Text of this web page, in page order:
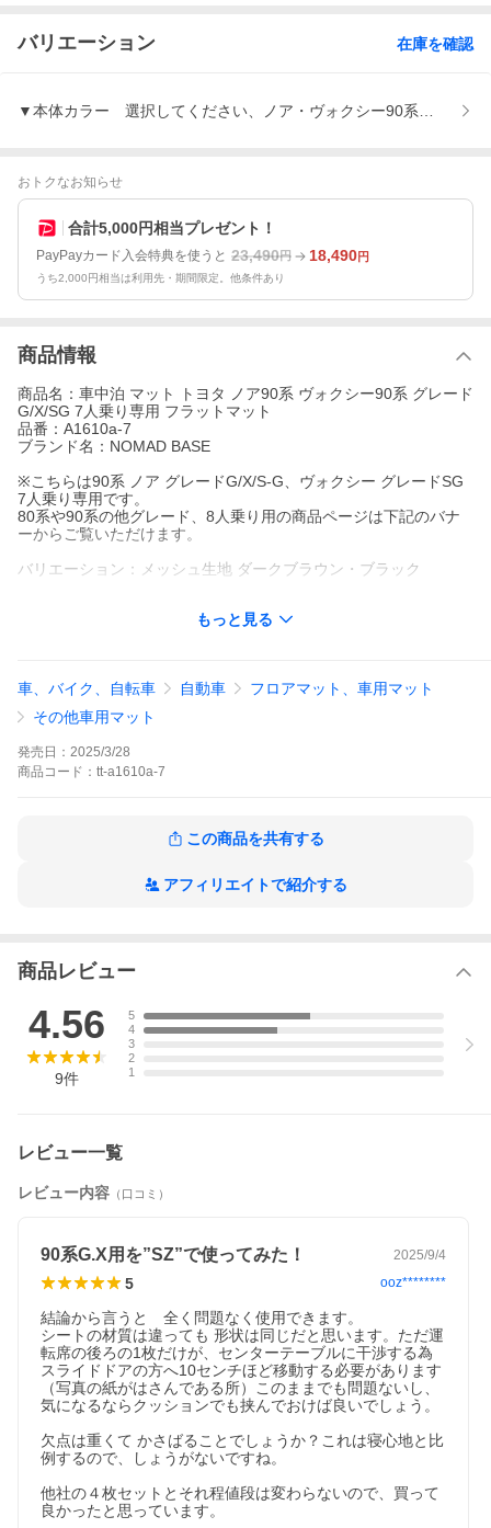
バリエーション 在庫を確認
▼本体カラー 選択してください、ノア・ヴォクシー90系【グレー
おトクなお知らせ
合計5,000円相当プレゼント！
PayPayカード入会特典を使うと 23,490円 18,490円
うち2,000円相当は利用先・期間限定。他条件あり
商品情報
商品名：車中泊 マット トヨタ ノア90系 ヴォクシー90系 グレード
G/X/SG 7人乗り専用 フラットマット
品番：A1610a-7
ブランド名：NOMAD BASE
※こちらは90系 ノア グレードG/X/S-G、ヴォクシー グレードSG
7人乗り専用です。
80系や90系の他グレード、8人乗り用の商品ページは下記のバナ
ーからご覧いただけます。
バリエーション：メッシュ生地 ダークブラウン・ブラック
※製品サイズの詳細は画像をご覧ください
張り材：ポリエステル100%
クッション材：ウレタンフォーム
生産国：日本(張り材は中国製またはベトナム製)
送料無料
※主要諸元や内装デザインに差が無いため【ヴォクシー グレード
※こちらのマットはカバーリング商品ではございません。
もっと見る
車、バイク、自転車 自動車
フロアマット、車用マット
その他車用マット
発売日： 2025/3/28
商品 コード： tt-a1610a-7
この商品を共有する
アフィリエイトで紹介する
商品レビュー
4.56
9件
5
4
3
2
1
レビュー一覧
レビュー内容 （口コミ）
90系G.X用を”SZ”で使ってみた！ 2025/9/4
5 ooz********
結論から言うと　全く問題なく使用できます。
シートの材質は違っても 形状は同じだと思います。ただ運
転席の後ろの1枚だけが、センターテーブルに干渉する為
スライドドアの方へ10センチほど移動する必要があります
（写真の紙がはさんである所）このままでも問題ないし、
気になるならクッションでも挟んでおけば良いでしょう。
欠点は重くて かさばることでしょうか？これは寝心地と比
例するので、しょうがないですね。
他社の４枚セットとそれ程値段は変わらないので、買って
良かったと思っています。